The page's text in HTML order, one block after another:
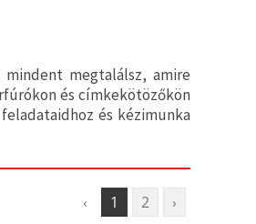
megtalálsz, amire
és címkekötözőkön
és kézimunka
‹ 1 2 ›